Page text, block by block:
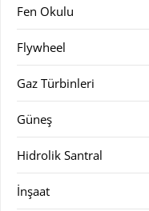
Fen Okulu
Flywheel
Gaz Türbinleri
Güneş
Hidrolik Santral
İnşaat